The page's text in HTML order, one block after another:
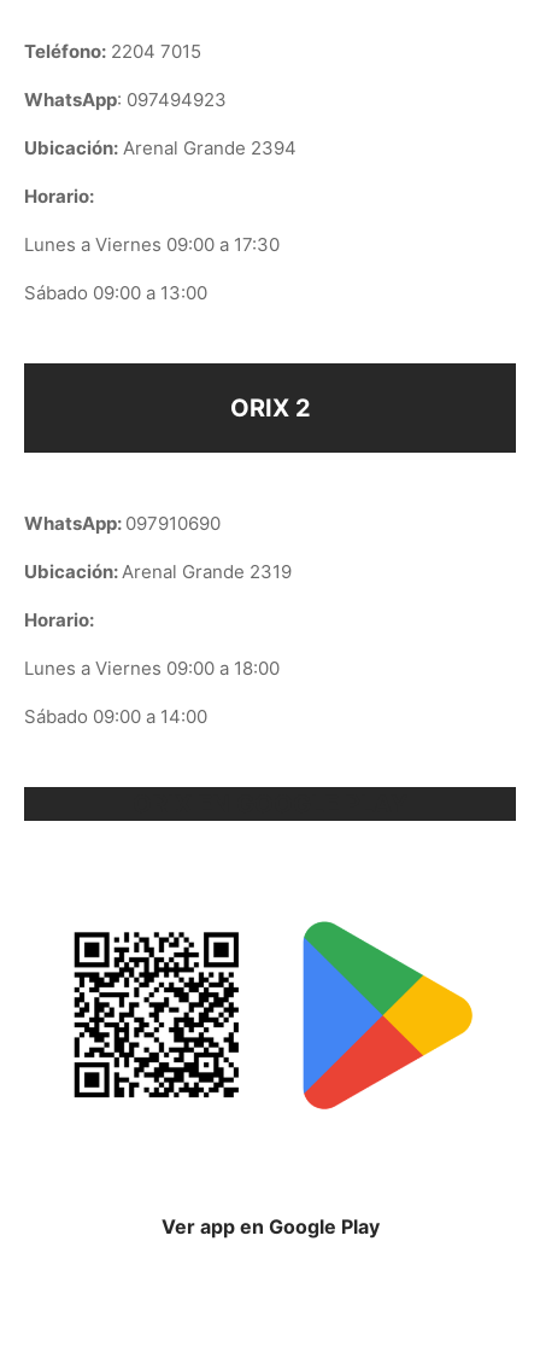
Teléfono: 2204 7015
WhatsApp: 097494923
Ubicación: Arenal Grande 2394
Horario:
Lunes a Viernes 09:00 a 17:30
Sábado 09:00 a 13:00
ORIX 2
WhatsApp: 097910690
Ubicación:Arenal Grande 2319
Horario:
Lunes a Viernes 09:00 a 18:00
Sábado 09:00 a 14:00
Ver app en Google Play